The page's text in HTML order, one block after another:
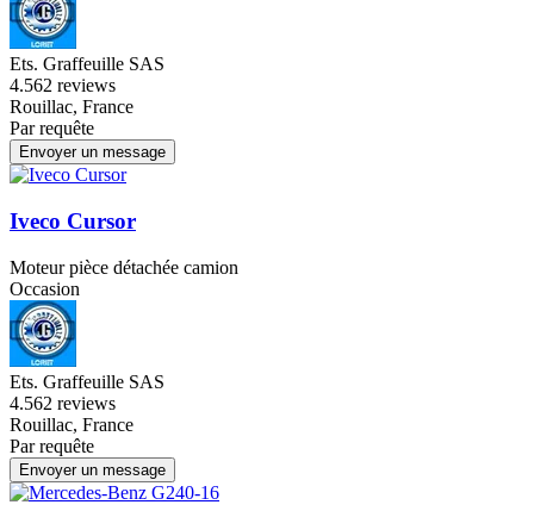
Ets. Graffeuille SAS
4.562 reviews
Rouillac, France
Par requête
Envoyer un message
Iveco Cursor
Moteur pièce détachée camion
Occasion
Ets. Graffeuille SAS
4.562 reviews
Rouillac, France
Par requête
Envoyer un message